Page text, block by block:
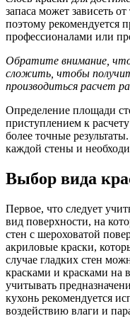
запаса может зависеть
поэтому рекомендуется
профессионалами или
Обратите внимание,
сложить, чтобы
производиться расчет
Определение площади
приступлением к
более точные
каждой стены и
Выбор вида
Первое, что следует
вид поверхности, на
стен с шероховатой
акриловые краски,
случае гладких стен
красками и красками на
учитывать
кухонь рекомендуется
воздействию влаги и